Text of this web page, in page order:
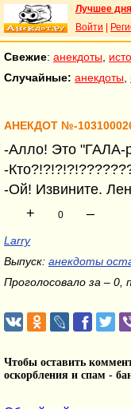
Лучшее дня
Войти
Свежие: анекдоты
Случайные: анекдоты
АНЕКДОТ №-
-Алло! Это "ГАЛА-
-
-Ой! Извините.
+
0 –
Larry
Выпуск: анекдоты
Проголосовало за – 0,
Чтобы оставить
оскорбления и спам -